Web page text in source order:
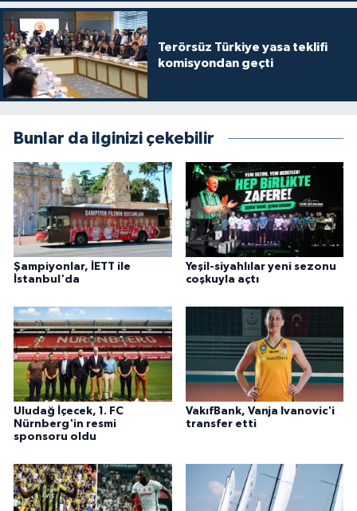
Terörsüz Türkiye yasa teklifi
komisyondan geçti
Bunlar da ilginizi çekebilir
Şampiyonlar, İETT ile
İstanbul'da
Yeşil-siyahlılar yeni sezonu
coşkuyla açtı
Uludağ İçecek, 1. FC
Nürnberg'in resmi
sponsoru oldu
VakıfBank, Vanja Ivanovic'i
transfer etti